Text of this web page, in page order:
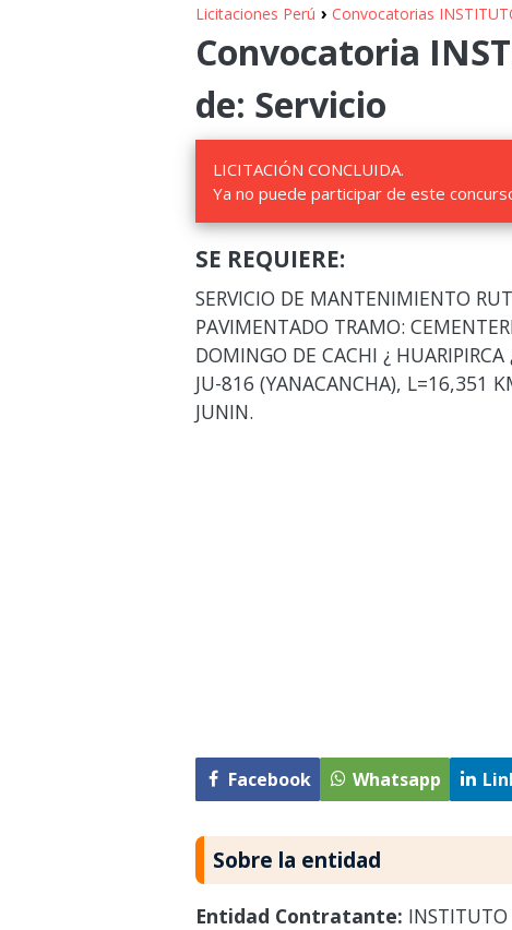
Licitaciones Perú › Convocatorias
Convocatoria
de: Servicio
LICITACIÓN CONCLUIDA.
Ya no puede participar de este
SE REQUIERE:
SERVICIO DE MANTENIMIENTO
PAVIMENTADO TRAMO:
DOMINGO DE CACHI ¿ HUARIPIRCA
JU-816 (YANACANCHA), L=16,351
JUNIN.
Facebook Whatsapp
Sobre la entidad
Entidad Contratante: INSTITUTO